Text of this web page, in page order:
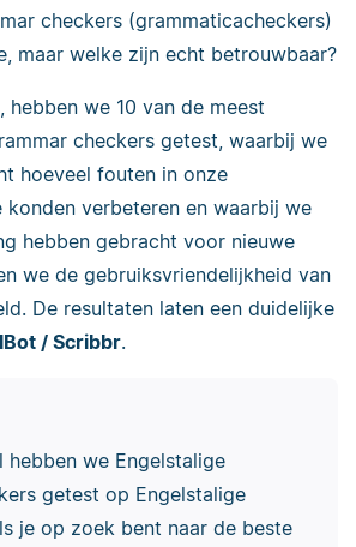
checkers (grammaticacheckers)
maar welke zijn echt betrouwbaar?
hebben we 10 van de meest
checkers getest, waarbij we
hoeveel fouten in onze
verbeteren en waarbij we
hebben gebracht voor nieuwe
we de gebruiksvriendelijkheid van
De resultaten laten een duidelijke
/ Scribbr.
we Engelstalige
getest op Engelstalige
je op zoek bent naar de beste